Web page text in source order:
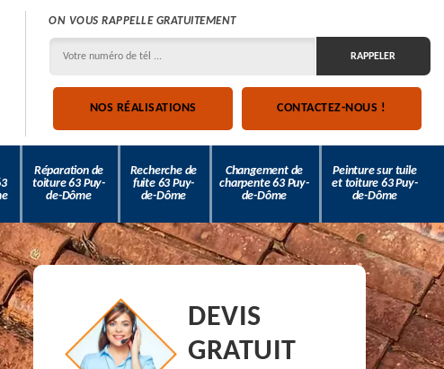
ON VOUS RAPPELLE GRATUITEMENT
NOS RÉALISATIONS CONTACTEZ-NOUS !
Réparation de
toiture 63 Puy-
de-Dôme
Recherche de
fuite 63 Puy-
de-Dôme
Changement de
charpente 63 Puy-
de-Dôme
Peinture sur tuile
et toiture 63 Puy-
de-Dôme
DEVIS
GRATUIT